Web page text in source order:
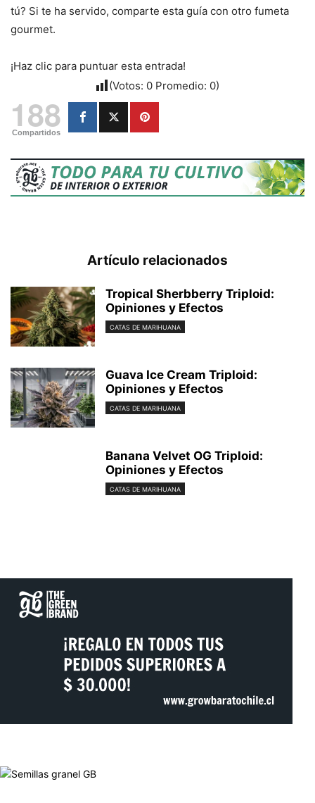
tú? Si te ha servido, comparte esta guía con otro fumeta
gourmet.
¡Haz clic para puntuar esta entrada!
(Votos: 0 Promedio: 0)
188
Compartidos
Artículo relacionados
Tropical Sherbberry Triploid:
Opiniones y Efectos
CATAS DE MARIHUANA
Guava Ice Cream Triploid:
Opiniones y Efectos
CATAS DE MARIHUANA
Banana Velvet OG Triploid:
Opiniones y Efectos
CATAS DE MARIHUANA